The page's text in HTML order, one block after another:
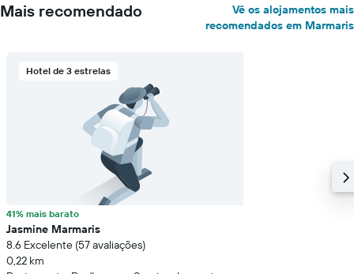
Mais recomendado
Vê os alojamentos mais
recomendados em Marmaris
Hotel de 3 estrelas
41% mais barato
Jasmine Marmaris
8.6 Excelente (57 avaliações)
0,22 km